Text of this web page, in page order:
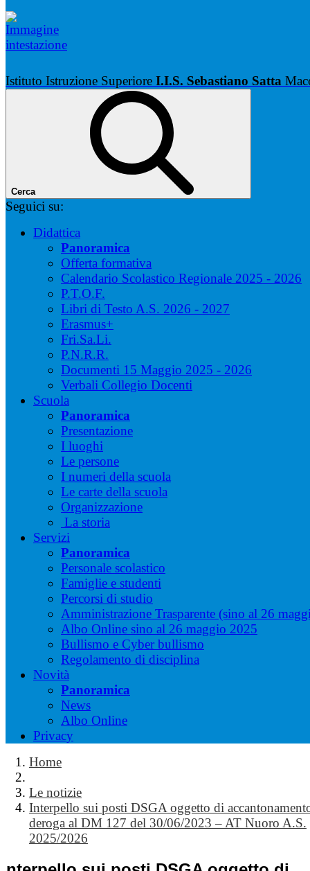
Istituto Istruzione Superiore I.I.S. Sebastiano Satta
Cerca
Seguici su:
Didattica
Panoramica
Offerta formativa
Calendario Scolastico Regionale 2025 - 2026
P.T.O.F.
Libri di Testo A.S. 2026 - 2027
Erasmus+
Fri.Sa.Li.
P.N.R.R.
Documenti 15 Maggio 2025 - 2026
Verbali Collegio Docenti
Scuola
Panoramica
Presentazione
I luoghi
Le persone
I numeri della scuola
Le carte della scuola
Organizzazione
La storia
Servizi
Panoramica
Personale scolastico
Famiglie e studenti
Percorsi di studio
Amministrazione Trasparente (sino al 26
Albo Online sino al 26 maggio 2025
Bullismo e Cyber bullismo
Regolamento di disciplina
Novità
Panoramica
News
Albo Online
Privacy
Home
Le notizie
Interpello sui posti DSGA oggetto di
deroga al DM 127 del 30/06/2023 – AT Nuoro A.S.
2025/2026